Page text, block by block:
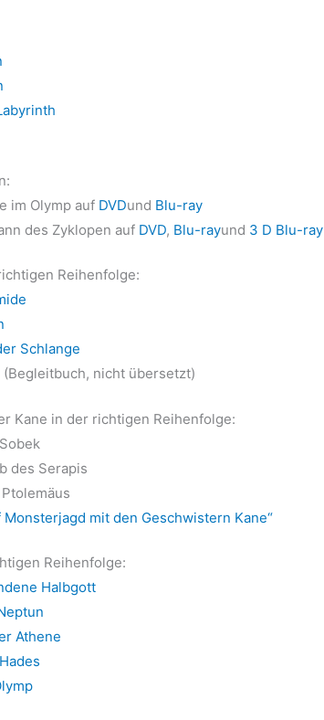
im Olymp auf DVDund Blu-ray
des Zyklopen auf DVD, Blu-rayund 3 D Blu-ray
Reihenfolge:
Schlange
(Begleitbuch, nicht übersetzt)
Kane in der richtigen Reihenfolge:
des Serapis
Monsterjagd mit den Geschwistern Kane“
Reihenfolge:
Halbgott
Athene